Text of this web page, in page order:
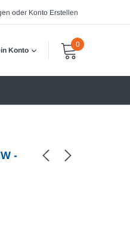
oder Konto Erstellen
Konto
0
-